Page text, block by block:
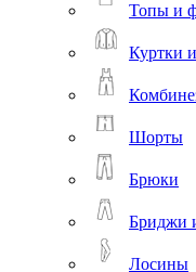
Топы и
Куртки
Шорты
Брюки
Бриджи
Лосины